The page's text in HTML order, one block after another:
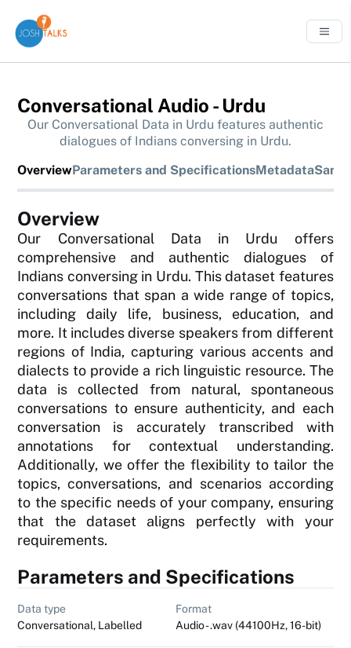
Conversational Audio - Urdu
Our Conversational Data in Urdu features authentic
dialogues of Indians conversing in Urdu.
OverviewParameters and SpecificationsMetadata
Overview
Our Conversational Data in Urdu offers
comprehensive and authentic dialogues of
Indians conversing in Urdu. This dataset features
conversations that span a wide range of topics,
including daily life, business, education, and
more. It includes diverse speakers from different
regions of India, capturing various accents and
dialects to provide a rich linguistic resource. The
data is collected from natural, spontaneous
conversations to ensure authenticity, and each
conversation is accurately transcribed with
annotations for contextual understanding.
Additionally, we offer the flexibility to tailor the
topics, conversations, and scenarios according
to the specific needs of your company, ensuring
that the dataset aligns perfectly with your
requirements.
Parameters and Specifications
Data type
Conversational, Labelled
Format
Audio - .wav (44100Hz, 16-bit)